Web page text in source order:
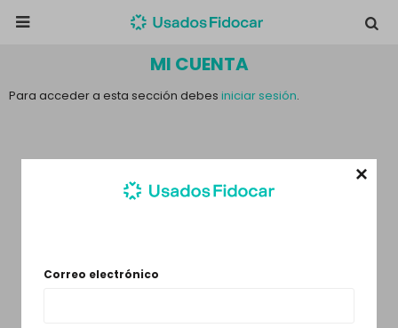

Correo electrónico

MI CUENTA
Para acceder a esta sección debes iniciar sesión.